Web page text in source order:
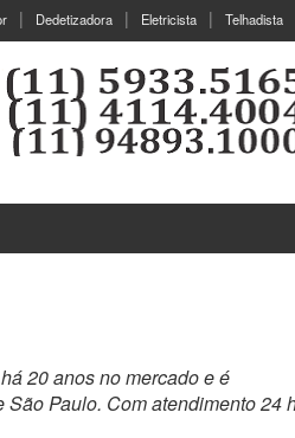
Dedetizadora Eletricista Telhadista
20 anos no mercado e é
Paulo. Com atendimento 24